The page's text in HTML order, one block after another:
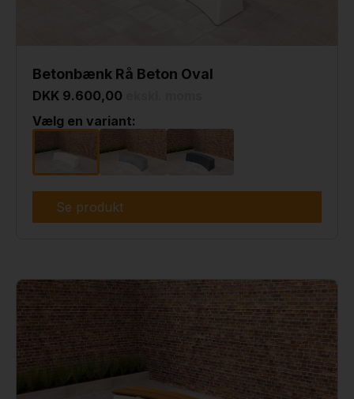
Betonbænk Rå Beton Oval
DKK 9.600,00
Vælg en variant:
Se produkt